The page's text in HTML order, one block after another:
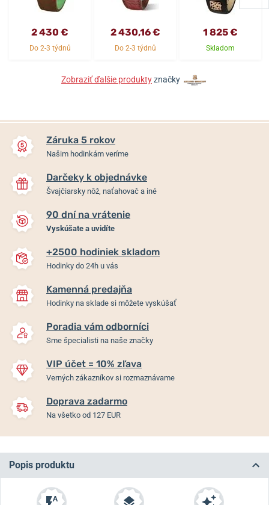
2 430 €
Do 2-3 týdnů
2 430,16 €
Do 2-3 týdnů
1 825 €
Skladom
Zobraziť ďalšie produktyznačky
Záruka 5 rokov
Našim hodinkám veríme
Darčeky k objednávke
Švajčiarsky nôž, naťahovač a iné
90 dní na vrátenie
Vyskúšate a uvidíte
+2500 hodiniek skladom
Hodinky do 24h u vás
Kamenná predajňa
Hodinky na sklade si môžete vyskúšať
Poradia vám odborníci
Sme špecialisti na naše značky
VIP účet = 10% zľava
Verných zákazníkov si rozmaznávame
Doprava zadarmo
Na všetko od 127 EUR
Popis produktu